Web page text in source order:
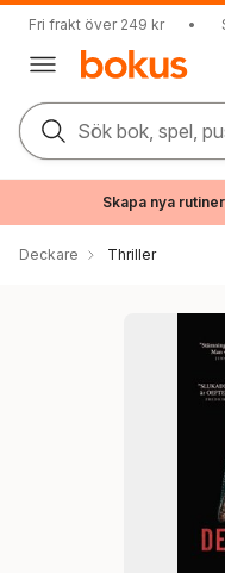
Fri frakt över 249 kr •
Sök bok, spel,
Skapa nya
Deckare Thriller